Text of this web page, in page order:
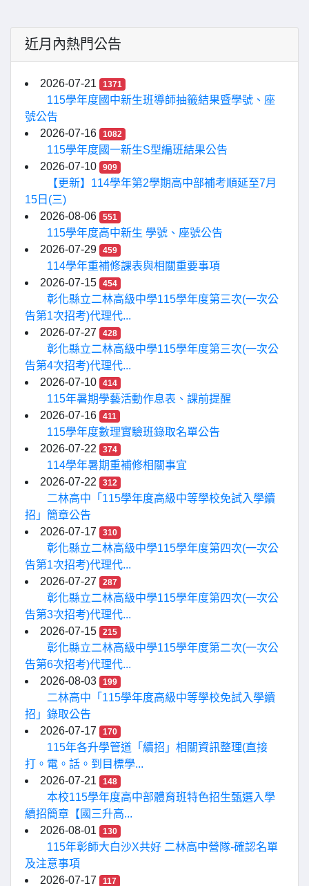
近月內熱門公告
2026-07-21 1371
115學年度國中新生班導師抽籤結果暨學號、座
號公告
2026-07-16
1082
115學年度國一新生S型編班結果公告
2026-07-10
909
【更新】114學年第2學期高中部補考順延至7月
15日(三)
2026-08-06
551
115學年度高中新生 學號、座號公告
2026-07-29
459
114學年重補修課表與相關重要事項
2026-07-15
454
彰化縣立二林高級中學115學年度第三次(一次公
告第1次招考)代理代...
2026-07-27
428
彰化縣立二林高級中學115學年度第三次(一次公
告第4次招考)代理代...
2026-07-10
414
115年暑期學藝活動作息表、課前提醒
2026-07-16
411
115學年度數理實驗班錄取名單公告
2026-07-22
374
114學年暑期重補修相關事宜
2026-07-22
312
二林高中「115學年度高級中等學校免試入學續
招」簡章公告
2026-07-17
310
彰化縣立二林高級中學115學年度第四次(一次公
告第1次招考)代理代...
2026-07-27
287
彰化縣立二林高級中學115學年度第四次(一次公
告第3次招考)代理代...
2026-07-15
215
彰化縣立二林高級中學115學年度第二次(一次公
告第6次招考)代理代...
2026-08-03
199
二林高中「115學年度高級中等學校免試入學續
招」錄取公告
2026-07-17
170
115年各升學管道「續招」相關資訊整理(直接
打。電。話。到目標學...
2026-07-21
148
本校115學年度高中部體育班特色招生甄選入學
續招簡章【國三升高...
2026-08-01
130
115年彰師大白沙X共好 二林高中營隊-確認名單
及注意事項
2026-07-17
117